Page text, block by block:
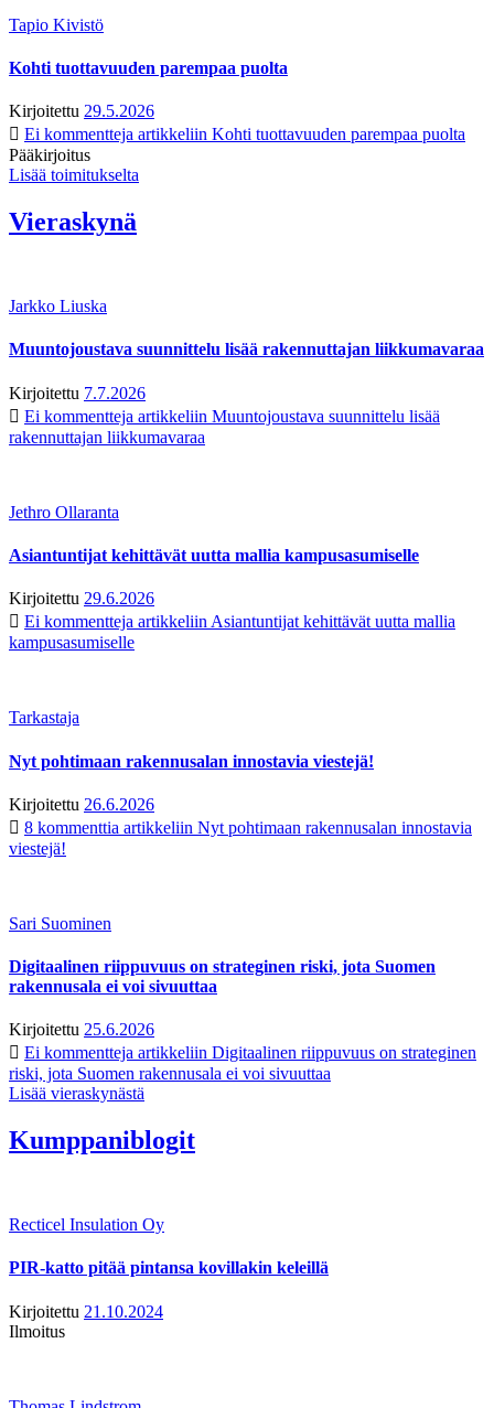
Tapio Kivistö
Kohti tuottavuuden parempaa puolta
Kirjoitettu 29.5.2026
Ei kommentteja artikkeliin Kohti tuottavuuden parempaa puolta
Pääkirjoitus
Lisää toimitukselta
Vieraskynä
Jarkko Liuska
Muuntojoustava suunnittelu lisää rakennuttajan liikkumavaraa
Kirjoitettu 7.7.2026
Ei kommentteja artikkeliin Muuntojoustava suunnittelu lisää
rakennuttajan liikkumavaraa
Jethro Ollaranta
Asiantuntijat kehittävät uutta mallia kampusasumiselle
Kirjoitettu 29.6.2026
Ei kommentteja artikkeliin Asiantuntijat kehittävät uutta mallia
kampusasumiselle
Tarkastaja
Nyt pohtimaan rakennusalan innostavia viestejä!
Kirjoitettu 26.6.2026
8 kommenttia artikkeliin Nyt pohtimaan rakennusalan innostavia
viestejä!
Sari Suominen
Digitaalinen riippuvuus on strateginen riski, jota Suomen
rakennusala ei voi sivuuttaa
Kirjoitettu 25.6.2026
Ei kommentteja artikkeliin Digitaalinen riippuvuus on strateginen
riski, jota Suomen rakennusala ei voi sivuuttaa
Lisää vieraskynästä
Kumppaniblogit
Recticel Insulation Oy
PIR-katto pitää pintansa kovillakin keleillä
Kirjoitettu 21.10.2024
Ilmoitus